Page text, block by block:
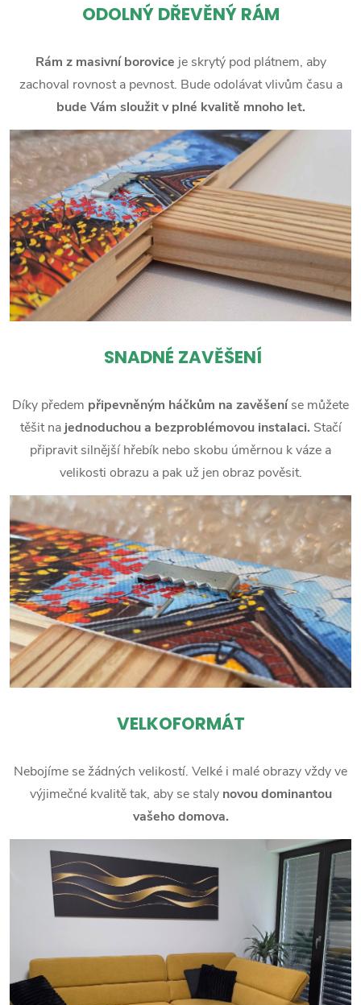
ODOLNÝ DŘEVĚNÝ RÁM
Rám z masivní borovice je skrytý pod plátnem, aby
zachoval rovnost a pevnost. Bude odolávat vlivům času a
bude Vám sloužit v plné kvalitě mnoho let.
SNADNÉ ZAVĚŠENÍ
Díky předem připevněným háčkům na zavěšeníse můžete
těšit na jednoduchou a bezproblémovou instalaci. Stačí
připravit silnější hřebík nebo skobu úměrnou k váze a
velikosti obrazu a pak už jen obraz pověsit.
VELKOFORMÁT
Nebojíme se žádných velikostí. Velké i malé obrazy vždy ve
výjimečné kvalitě tak, aby se staly novou dominantou
vašeho domova.